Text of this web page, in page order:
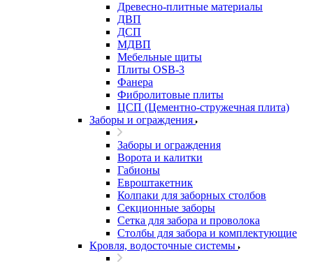
Древесно-плитные материалы
ДВП
ДСП
МДВП
Мебельные щиты
Плиты OSB-3
Фанера
Фибролитовые плиты
ЦСП (Цементно-стружечная плита)
Заборы и ограждения
Заборы и ограждения
Ворота и калитки
Габионы
Евроштакетник
Колпаки для заборных столбов
Секционные заборы
Сетка для забора и проволока
Столбы для забора и комплектующие
Кровля, водосточные системы